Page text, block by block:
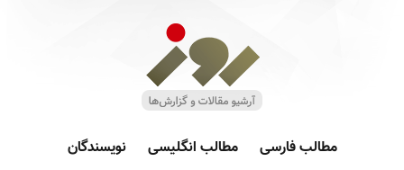
مطالب فارسی مطالب انگلیسی نویسندگان